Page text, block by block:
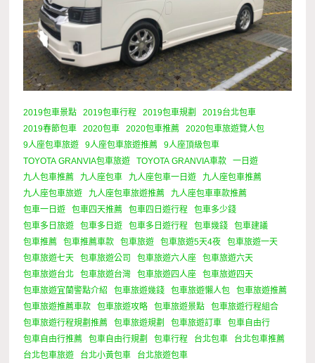
2019包車景點 2019包車行程 2019包車規劃
2019台北包車
2019春節包車
2020包車 2020包車推薦
2020包車旅遊覽人包
9人座包車旅遊
9人座包車旅遊推薦
9人座頂級包車
TOYOTA GRANVIA包車旅遊
TOYOTA GRANVIA車款
一日遊
九人包車推薦
九人座包車 九人座包車一日遊
九人座包車推薦
九人座包車旅遊
九人座包車旅遊推薦
九人座包車車款推薦
包車一日遊
包車四天推薦 包車四日遊行程
包車多少錢
包車多日旅遊
包車多日遊 包車多日遊行程 包車幾錢
包車建議
包車推薦
包車推薦車款 包車旅遊 包車旅遊5天4夜
包車旅遊一天
包車旅遊七天
包車旅遊公司 包車旅遊六人座
包車旅遊六天
包車旅遊台北
包車旅遊台灣 包車旅遊四人座
包車旅遊四天
包車旅遊宜蘭警點介紹
包車旅遊幾錢 包車旅遊懶人包
包車旅遊推薦
包車旅遊推薦車款
包車旅遊攻略 包車旅遊景點
包車旅遊行程組合
包車旅遊行程規劃推薦
包車旅遊規劃 包車旅遊訂車
包車自由行
包車自由行推薦
包車自由行規劃 包車行程 台北包車
台北包車推薦
台北包車旅遊
台北小黃包車 台北旅遊包車